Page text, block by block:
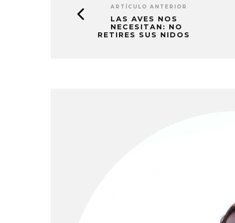
ARTÍCULO ANTERIOR
LAS AVES NOS
NECESITAN: NO
RETIRES SUS NIDOS